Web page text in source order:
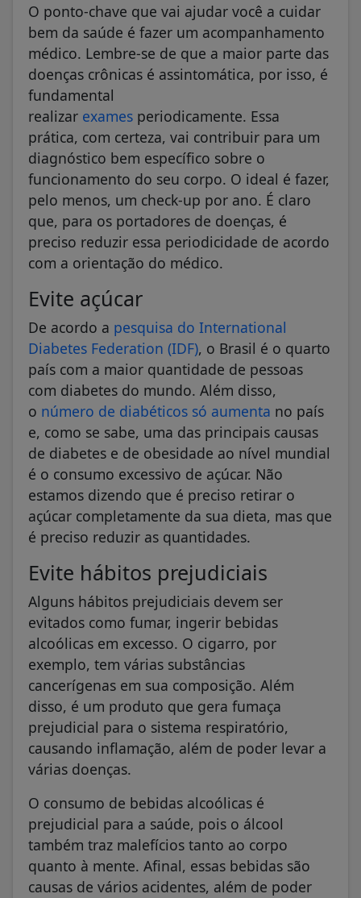
O ponto-chave que vai ajudar você a cuidar
bem da saúde é fazer um acompanhamento
médico. Lembre-se de que a maior parte das
doenças crônicas é assintomática, por isso, é
fundamental
realizar exames periodicamente. Essa
prática, com certeza, vai contribuir para um
diagnóstico bem específico sobre o
funcionamento do seu corpo. O ideal é fazer,
pelo menos, um check-up por ano. É claro
que, para os portadores de doenças, é
preciso reduzir essa periodicidade de acordo
com a orientação do médico.
Evite açúcar
De acordo a pesquisa do International
Diabetes Federation (IDF), o Brasil é o quarto
país com a maior quantidade de pessoas
com diabetes do mundo. Além disso,
o número de diabéticos só aumenta no país
e, como se sabe, uma das principais causas
de diabetes e de obesidade ao nível mundial
é o consumo excessivo de açúcar. Não
estamos dizendo que é preciso retirar o
açúcar completamente da sua dieta, mas que
é preciso reduzir as quantidades.
Evite hábitos prejudiciais
Alguns hábitos prejudiciais devem ser
evitados como fumar, ingerir bebidas
alcoólicas em excesso. O cigarro, por
exemplo, tem várias substâncias
cancerígenas em sua composição. Além
disso, é um produto que gera fumaça
prejudicial para o sistema respiratório,
causando inflamação, além de poder levar a
várias doenças.
O consumo de bebidas alcoólicas é
prejudicial para a saúde, pois o álcool
também traz malefícios tanto ao corpo
quanto à mente. Afinal, essas bebidas são
causas de vários acidentes, além de poder